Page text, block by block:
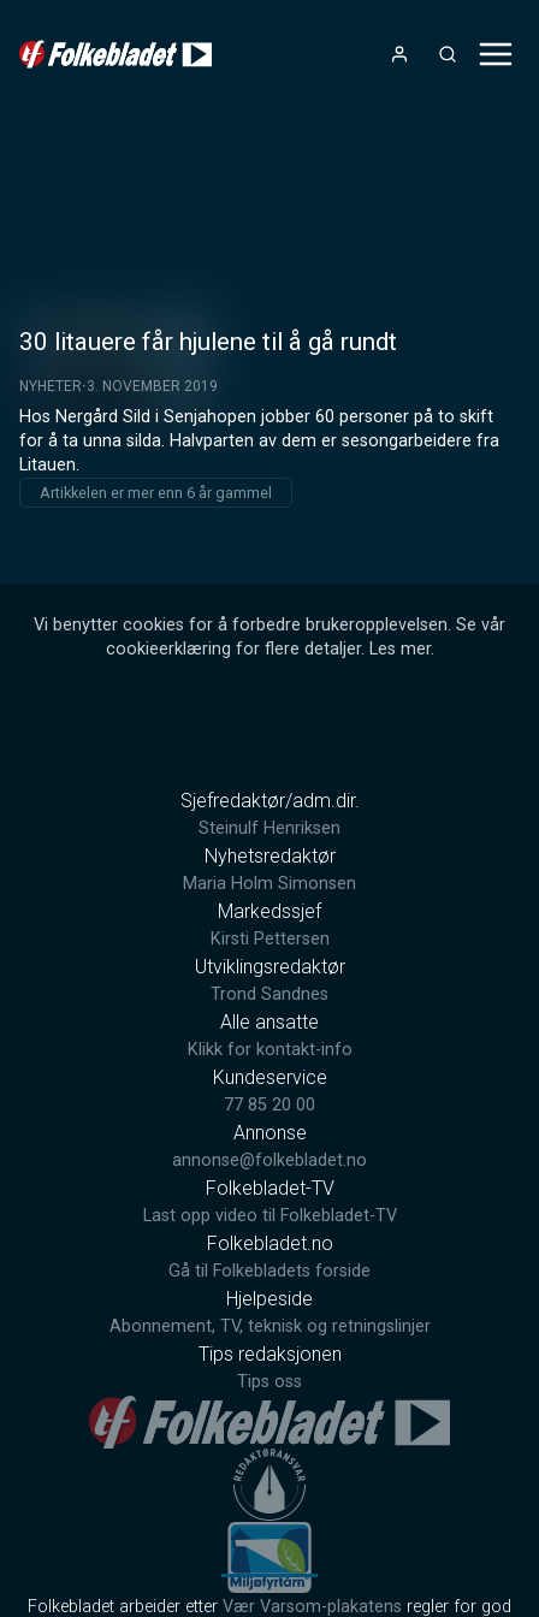
30 litauere får hjulene til å gå rundt
NYHETER 3. NOVEMBER 2019
Hos Nergård Sild i Senjahopen jobber 60 personer på to skift
for å ta unna silda. Halvparten av dem er sesongarbeidere fra
Litauen.
Artikkelen er mer enn 6 år gammel
Vi benytter cookies for å forbedre brukeropplevelsen. Se vår
cookieerklæring for flere detaljer. Les mer.
Sjefredaktør/adm.dir.
Steinulf Henriksen
Nyhetsredaktør
Maria Holm Simonsen
Markedssjef
Kirsti Pettersen
Utviklingsredaktør
Trond Sandnes
Alle ansatte
Klikk for kontakt-info
Kundeservice
77 85 20 00
Annonse
annonse@folkebladet.no
Folkebladet-TV
Last opp video til Folkebladet-TV
Folkebladet.no
Gå til Folkebladets forside
Hjelpeside
Abonnement, TV, teknisk og retningslinjer
Tips redaksjonen
Tips oss
Folkebladet arbeider etter Vær Varsom-plakatens regler for god